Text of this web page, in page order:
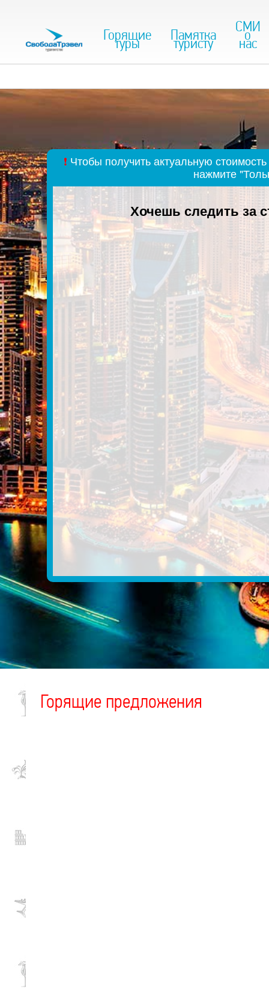
Горящие
туры Памятка
туристу
СМИ
о
нас
❗ Чтобы получить актуальную
нажмите
Хочешь следить за
Горящие предложения